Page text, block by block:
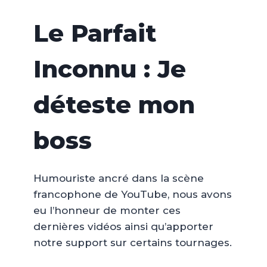
Le Parfait
Inconnu : Je
déteste mon
boss
Humouriste ancré dans la scène
francophone de YouTube, nous avons
eu l’honneur de monter ces
dernières vidéos ainsi qu’apporter
notre support sur certains tournages.